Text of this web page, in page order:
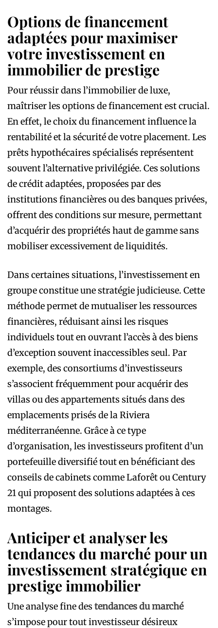
Options de financement
adaptées pour maximiser
votre investissement en
immobilier de prestige
Pour réussir dans l’immobilier de luxe,
maîtriser les options de financement est crucial.
En effet, le choix du financement influence la
rentabilité et la sécurité de votre placement. Les
prêts hypothécaires spécialisés représentent
souvent l’alternative privilégiée. Ces solutions
de crédit adaptées, proposées par des
institutions financières ou des banques privées,
offrent des conditions sur mesure, permettant
d’acquérir des propriétés haut de gamme sans
mobiliser excessivement de liquidités.
Dans certaines situations, l’investissement en
groupe constitue une stratégie judicieuse. Cette
méthode permet de mutualiser les ressources
financières, réduisant ainsi les risques
individuels tout en ouvrant l’accès à des biens
d’exception souvent inaccessibles seul. Par
exemple, des consortiums d’investisseurs
s’associent fréquemment pour acquérir des
villas ou des appartements situés dans des
emplacements prisés de la Riviera
méditerranéenne. Grâce à ce type
d’organisation, les investisseurs profitent d’un
portefeuille diversifié tout en bénéficiant des
conseils de cabinets comme Laforêt ou Century
21 qui proposent des solutions adaptées à ces
montages.
Anticiper et analyser les
tendances du marché pour un
investissement stratégique en
prestige immobilier
Une analyse fine des tendances du marché
s’impose pour tout investisseur désireux